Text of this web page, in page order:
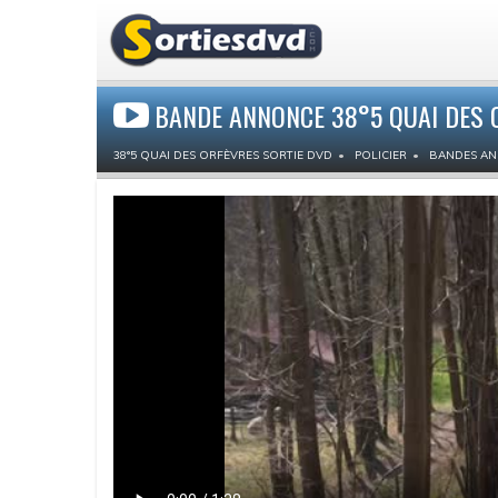
BANDE ANNONCE 38°5 QUAI DES
38°5 QUAI DES ORFÈVRES SORTIE DVD POLICIER BANDES